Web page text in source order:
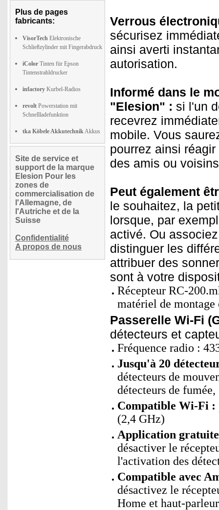
Plus de pages
fabricants:
VisorTech Elektronische
Schließzylinder mit Fingerabdruck
iColor Tinten für Epson
Tintenstrahldrucker
infactory Kurbel-Radios
revolt Powerstation mit
Schnellladefunktion
tka Köbele AkkutechnikAkkus
Site de service et
support de la marque
Elesion Pour les
zones de
commercialisation de
l'Allemagne, de
l'Autriche et de la
Suisse
Confidentialité
A propos de nous
Verrous
sécurisez
ainsi averti
autorisation.
Informé dans le
"Elesion" : si l'un
recevrez
mobile. Vous
pourrez ainsi
des amis ou
Peut également
le souhaitez, la
lorsque, par
activé. Ou
distinguer les
attribuer des
sont à votre
Récepteur RC-
matériel de
Passerelle Wi-Fi
détecteurs et
Fréquence radio :
Jusqu'à 20
détecteurs de
détecteurs de fumée,
Compatible Wi-Fi :
(2,4 GHz)
Application
désactiver le
l'activation des
Compatible avec
désactivez le
Home et haut-